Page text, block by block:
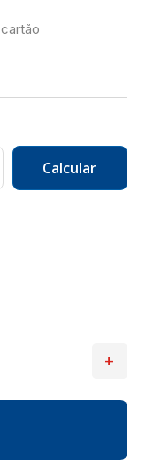
cartão